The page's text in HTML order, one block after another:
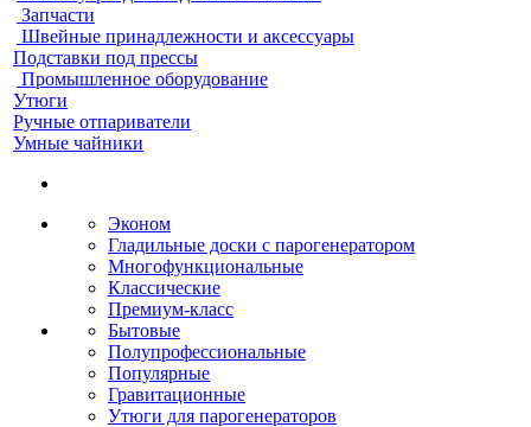
Запчасти
Швейные принадлежности и аксессуары
Подставки под прессы
Промышленное оборудование
Утюги
Ручные отпариватели
Умные чайники
Эконом
Гладильные доски с парогенератором
Многофункциональные
Классические
Премиум-класс
Бытовые
Полупрофессиональные
Популярные
Гравитационные
Утюги для парогенераторов